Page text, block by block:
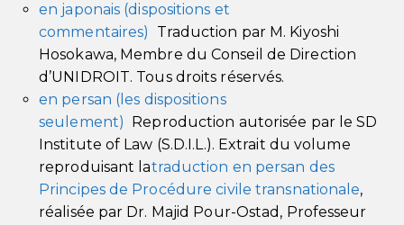
en japonais (dispositions et
commentaires)
Traduction par M. Kiyoshi
Hosokawa, Membre du Conseil de Direction
d’UNIDROIT. Tous droits réservés.
en persan (les dispositions
seulement) Reproduction autorisée par le SD
Institute of Law (S.D.I.L.). Extrait du volume
reproduisant latraduction en persan des
Principes de Procédure civile transnationale,
réalisée par Dr. Majid Pour-Ostad, Professeur